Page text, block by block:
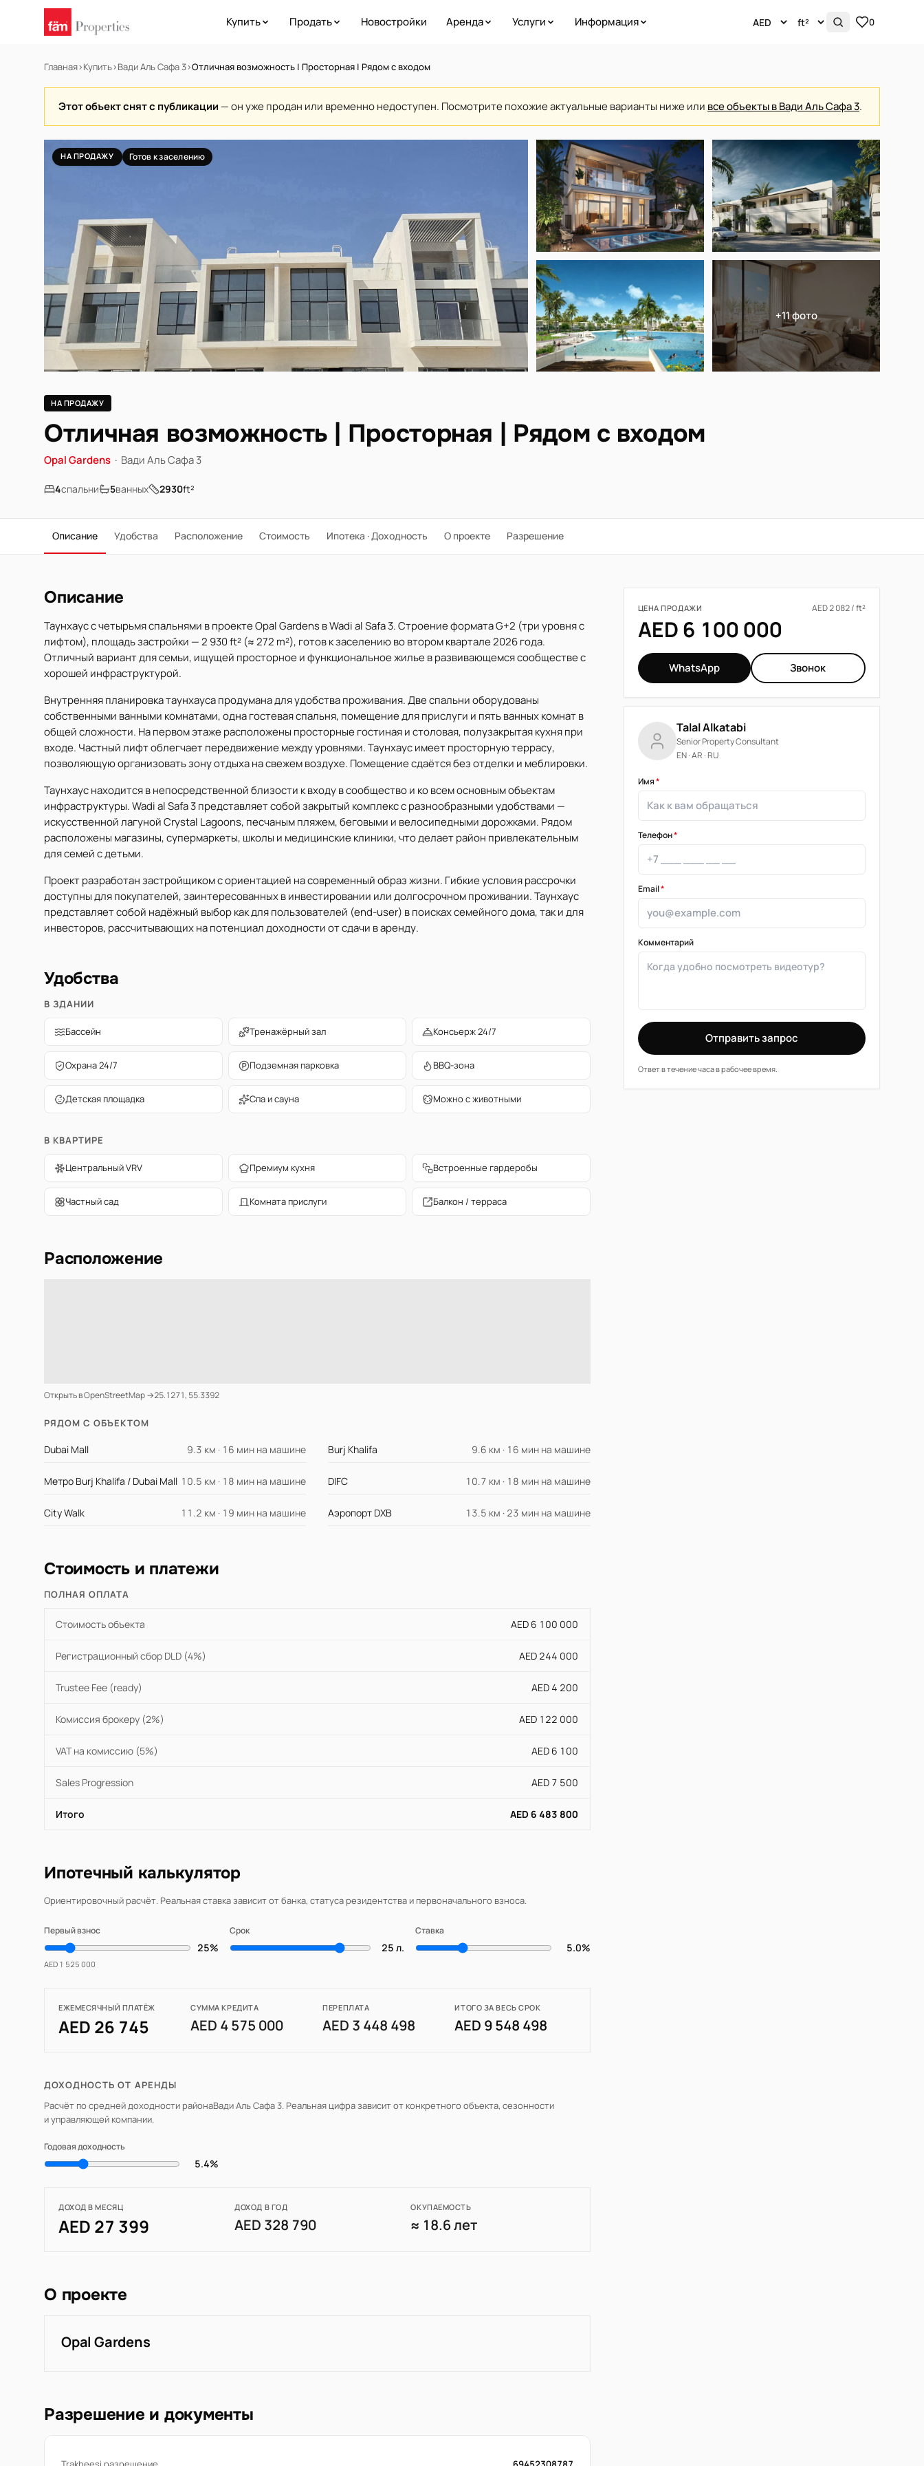
Купить Продать Новостройки Аренда Услуги Информация 0
Главная›Купить›Вади Аль Сафа 3›Отличная возможность | Просторная | Рядом с входом
Этот объект снят с публикации — он уже продан или временно недоступен. Посмотрите похожие актуальные варианты ниже или все объекты в Вади Аль Сафа 3.
НА ПРОДАЖУ Готов к заселению
+11 фото
НА ПРОДАЖУ
Отличная возможность | Просторная | Рядом с входом
Opal Gardens · Вади Аль Сафа 3
4спальни 5ванных 2930ft²
Описание Удобства Расположение Стоимость Ипотека · Доходность О проекте Разрешение
Описание
Таунхаус с четырьмя спальнями в проекте Opal Gardens в Wadi al Safa 3. Строение формата G+2 (три уровня с
лифтом), площадь застройки — 2 930 ft² (≈ 272 m²), готов к заселению во втором квартале 2026 года.
Отличный вариант для семьи, ищущей просторное и функциональное жилье в развивающемся сообществе с
хорошей инфраструктурой.
Внутренняя планировка таунхауса продумана для удобства проживания. Две спальни оборудованы
собственными ванными комнатами, одна гостевая спальня, помещение для прислуги и пять ванных комнат в
общей сложности. На первом этаже расположены просторные гостиная и столовая, полузакрытая кухня при
входе. Частный лифт облегчает передвижение между уровнями. Таунхаус имеет просторную террасу,
позволяющую организовать зону отдыха на свежем воздухе. Помещение сдаётся без отделки и меблировки.
Таунхаус находится в непосредственной близости к входу в сообщество и ко всем основным объектам
инфраструктуры. Wadi al Safa 3 представляет собой закрытый комплекс с разнообразными удобствами —
искусственной лагуной Crystal Lagoons, песчаным пляжем, беговыми и велосипедными дорожками. Рядом
расположены магазины, супермаркеты, школы и медицинские клиники, что делает район привлекательным
для семей с детьми.
Проект разработан застройщиком с ориентацией на современный образ жизни. Гибкие условия рассрочки
доступны для покупателей, заинтересованных в инвестировании или долгосрочном проживании. Таунхаус
представляет собой надёжный выбор как для пользователей (end-user) в поисках семейного дома, так и для
инвесторов, рассчитывающих на потенциал доходности от сдачи в аренду.
Удобства
В ЗДАНИИ
Бассейн Тренажёрный зал Консьерж 24/7
Охрана 24/7 Подземная парковка BBQ-зона
Детская площадка Спа и сауна Можно с животными
В КВАРТИРЕ
Центральный VRV Премиум кухня Встроенные гардеробы
Частный сад Комната прислуги Балкон / терраса
Расположение
Открыть в OpenStreetMap →25.1271, 55.3392
РЯДОМ С ОБЪЕКТОМ
Dubai Mall 9.3 км · 16 мин на машине Burj Khalifa 9.6 км · 16 мин на машине
Метро Burj Khalifa / Dubai Mall 10.5 км · 18 мин на машине DIFC 10.7 км · 18 мин на машине
City Walk 11.2 км · 19 мин на машине Аэропорт DXB 13.5 км · 23 мин на машине
Стоимость и платежи
ПОЛНАЯ ОПЛАТА
Стоимость объекта AED 6 100 000
Регистрационный сбор DLD (4%) AED 244 000
Trustee Fee (ready) AED 4 200
Комиссия брокеру (2%) AED 122 000
VAT на комиссию (5%) AED 6 100
Sales Progression AED 7 500
Итого AED 6 483 800
Ипотечный калькулятор
Ориентировочный расчёт. Реальная ставка зависит от банка, статуса резидентства и первоначального взноса.
Первый взнос
25%
AED 1 525 000
Срок
25 л.
Ставка
5.0%
ЕЖЕМЕСЯЧНЫЙ ПЛАТЁЖ
AED 26 745
СУММА КРЕДИТА
AED 4 575 000
ПЕРЕПЛАТА
AED 3 448 498
ИТОГО ЗА ВЕСЬ СРОК
AED 9 548 498
ДОХОДНОСТЬ ОТ АРЕНДЫ
Расчёт по средней доходности районаВади Аль Сафа 3. Реальная цифра зависит от конкретного объекта, сезонности
и управляющей компании.
Годовая доходность
5.4%
ДОХОД В МЕСЯЦ
AED 27 399
ДОХОД В ГОД
AED 328 790
ОКУПАЕМОСТЬ
≈ 18.6 лет
О проекте
Opal Gardens
Разрешение и документы
ЦЕНА ПРОДАЖИ AED 2 082 / ft²
AED 6 100 000
WhatsApp Звонок
Talal Alkatabi
Senior Property Consultant
EN · AR · RU
Имя*
Телефон*
Email*
Комментарий
Отправить запрос
Ответ в течение часа в рабочее время.